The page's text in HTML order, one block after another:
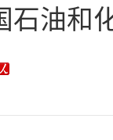
石油和